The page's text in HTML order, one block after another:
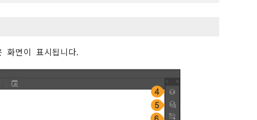
면이 표시됩니다.